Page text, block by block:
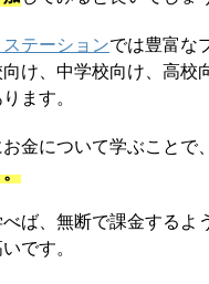
テーションでは豊富な
け、中学校向け、高校
ます。
金について学ぶことで、
ば、無断で課金するよ
です。